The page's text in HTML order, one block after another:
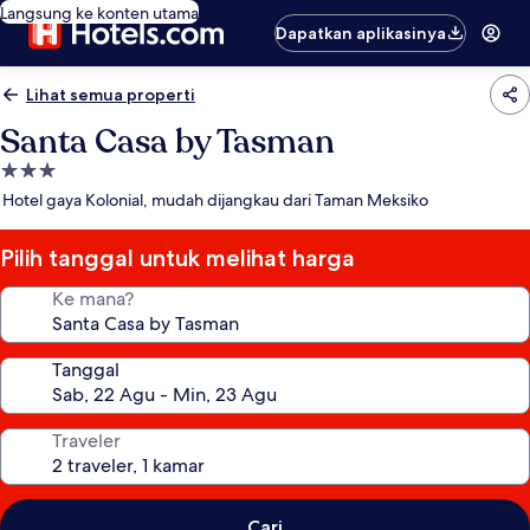
Langsung ke konten utama
Dapatkan aplikasinya
Lihat semua properti
Santa Casa by Tasman
Properti
bintang
Hotel gaya Kolonial, mudah dijangkau dari Taman Meksiko
Pilih tanggal untuk melihat harga
Ke mana?
Tanggal
Traveler